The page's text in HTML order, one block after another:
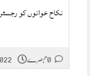
نکاح خوانوں کو